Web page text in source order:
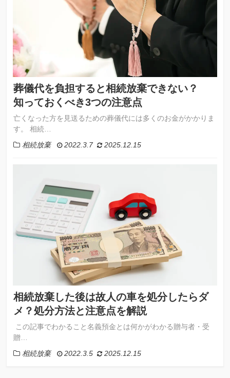
葬儀代を負担すると相続放棄できない？
知っておくべき3つの注意点
亡くなった方を見送るための葬儀代には多くのお金がかかりま
す。 相続…
2022.3.7
2025.12.15
相続放棄
相続放棄した後は故人の車を処分したらダ
メ？処分方法と注意点を解説
この記事でわかること名義預金とは何かがわかる贈与者・受
贈…
2022.3.5
2025.12.15
相続放棄